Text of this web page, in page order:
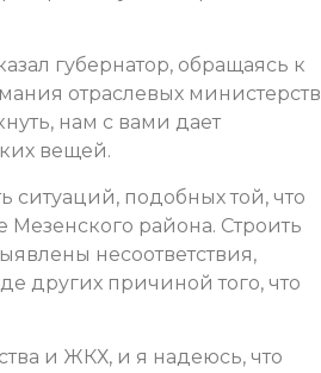
губернатор, обращаясь к
отраслевых министерств
нам с вами дает
вещей.
подобных той, что
Мезенского района. Строить
несоответствия,
других причиной того, что
и ЖКХ, и я надеюсь, что